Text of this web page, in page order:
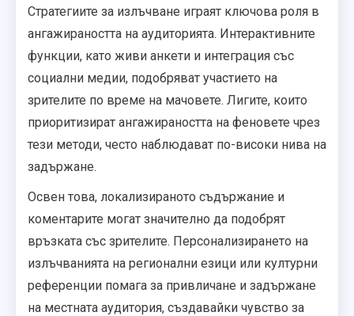
Стратегиите за излъчване играят ключова роля в
ангажираността на аудиторията. Интерактивните
функции, като живи анкети и интеграция със
социални медии, подобряват участието на
зрителите по време на мачовете. Лигите, които
приоритизират ангажираността на феновете чрез
тези методи, често наблюдават по-високи нива на
задържане.
Освен това, локализираното съдържание и
коментарите могат значително да подобрят
връзката със зрителите. Персонализирането на
излъчванията на регионални езици или културни
референции помага за привличане и задържане
на местната аудитория, създавайки чувство за